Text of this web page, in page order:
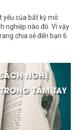
yếu của bất kỳ mô
nghiệp nào đó. Vì vậy
chia sẻ đến bạn 6